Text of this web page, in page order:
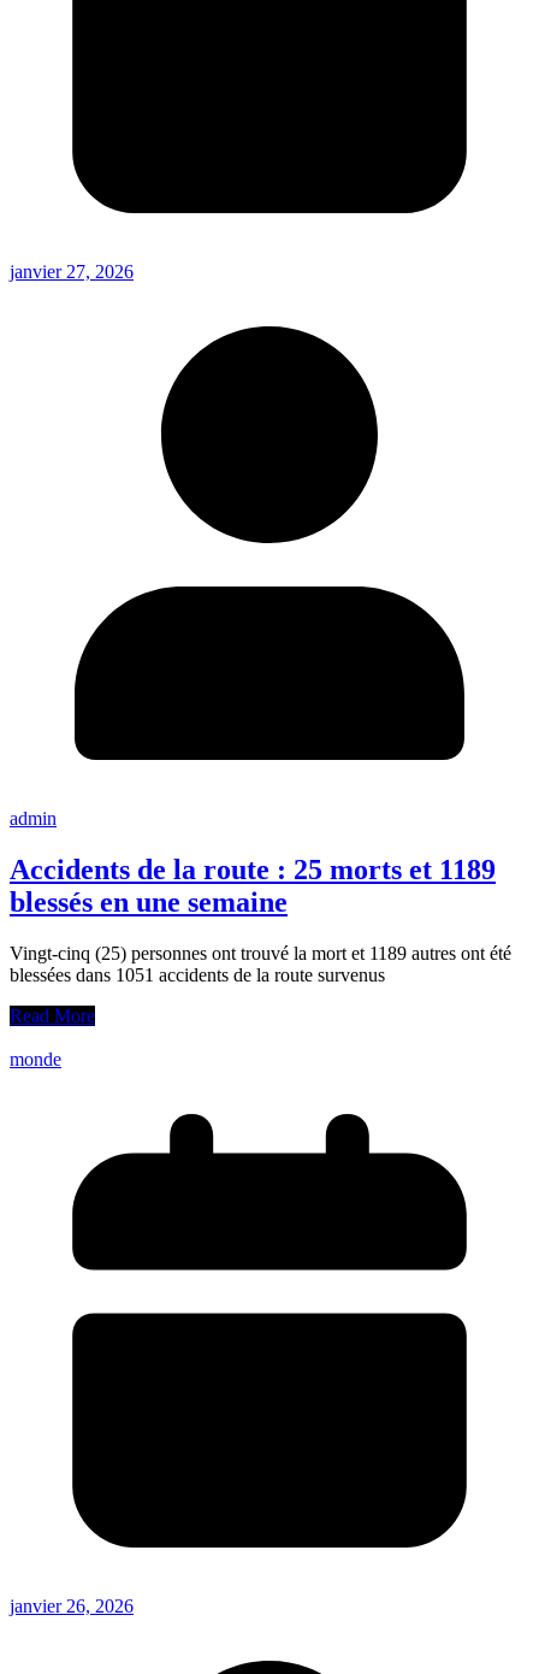
janvier 27, 2026
admin
Accidents de la route : 25 morts et 1189
blessés en une semaine
Vingt-cinq (25) personnes ont trouvé la mort et 1189 autres ont été
blessées dans 1051 accidents de la route survenus
Read More
monde
janvier 26, 2026